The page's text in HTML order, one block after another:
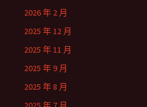
2026 年 2 月
2025 年 12 月
2025 年 11 月
2025 年 9 月
2025 年 8 月